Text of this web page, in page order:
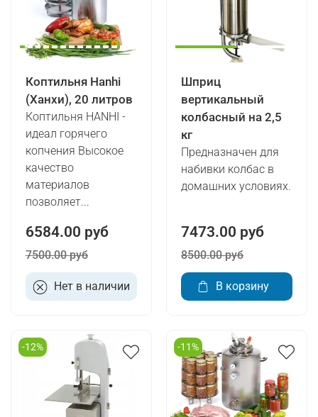
Коптильня Hanhi
(Ханхи), 20 литров
Коптильня HANHI -
идеал горячего
копчения Высокое
качество
материалов
позволяет...
6584.00 руб
7500.00 руб
Нет в наличии
В корзину
Шприц
вертикальный
колбасный на 2,5
кг
Предназначен для
набивки колбас в
домашних условиях.
7473.00 руб
8500.00 руб
В корзину
-12% -11%